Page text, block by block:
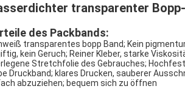
transparenter
des Packbands:
transparentes bopp Band; Kein
kein Geruch; Reiner Kleber, starke
Stretchfolie des Gebrauches;
Druckband; klares Drucken, sauberer
abzuziehen; bequem sich zu öffnen